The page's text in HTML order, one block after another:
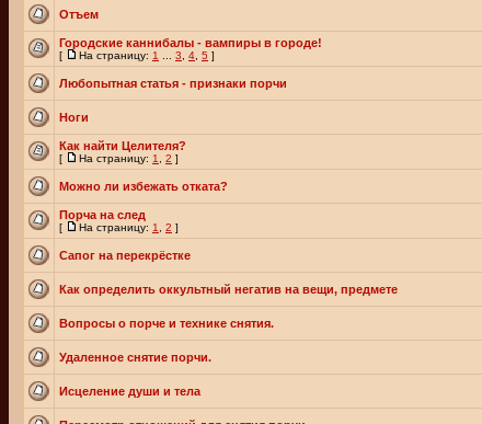
Отъем
Городские каннибалы - вампиры в городе!
[ На страницу: 1 3 4 5 ]
Любопытная статья - признаки порчи
Ноги
Как найти Целителя?
[ На страницу: 1 2 ]
Можно ли избежать отката?
Порча на след
[ На страницу: 1 2 ]
Сапог на перекрёстке
Как определить оккультный негатив на вещи, предмете
Вопросы о порче и технике снятия.
Удаленное снятие порчи.
Исцеление души и тела